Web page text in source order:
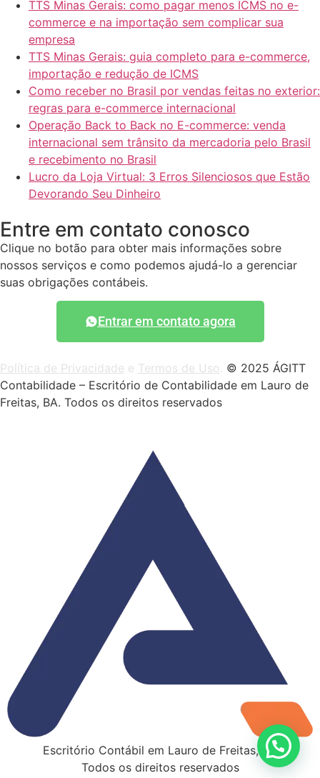
TTS Minas Gerais: como pagar menos ICMS no e-
commerce e na importação sem complicar sua
empresa
TTS Minas Gerais: guia completo para e-commerce,
importação e redução de ICMS
Como receber no Brasil por vendas feitas no exterior:
regras para e-commerce internacional
Operação Back to Back no E-commerce: venda
internacional sem trânsito da mercadoria pelo Brasil
e recebimento no Brasil
Lucro da Loja Virtual: 3 Erros Silenciosos que Estão
Devorando Seu Dinheiro
Entre em contato conosco
Clique no botão para obter mais informações sobre
nossos serviços e como podemos ajudá-lo a gerenciar
suas obrigações contábeis.
Entrar em contato agora
Política de Privacidade e Termos de Uso . © 2025 ÁGITT
Contabilidade – Escritório de Contabilidade em Lauro de
Freitas, BA. Todos os direitos reservados
Escritório Contábil em Lauro de Freitas, BA
Todos os direitos reservados